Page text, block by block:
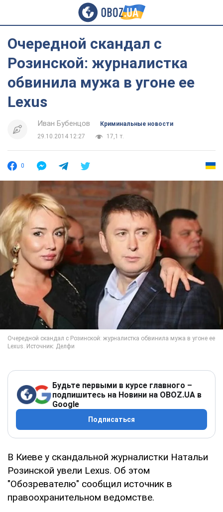
Очередной скандал с
Розинской: журналистка
обвинила мужа в угоне ее
Lexus
Иван Бубенцов
Криминальные новости
29.10.2014 12:27
17,1 т.
0
Будьте первыми в курсе главного –
подпишитесь на Новини на OBOZ.UA в
Google
Подписаться
В Киеве у скандальной журналистки Натальи
Розинской увели Lexus. Об этом
"Обозревателю" сообщил источник в
правоохранительном ведомстве.